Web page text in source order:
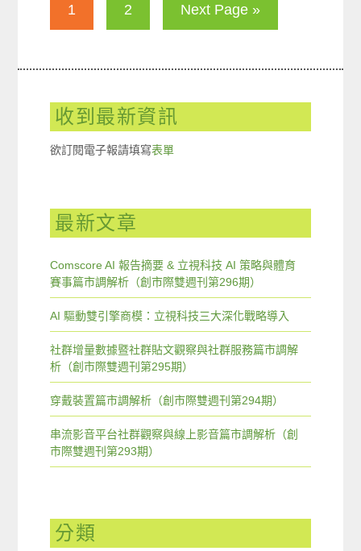
1 2 Next Page »
收到最新資訊
欲訂閱電子報請填寫表單
最新文章
Comscore AI 報告摘要 & 立視科技 AI 策略與體育
賽事篇市調解析（創市際雙週刊第296期）
AI 驅動雙引擎商模：立視科技三大深化戰略導入
社群增量數據暨社群貼文觀察與社群服務篇市調解
析（創市際雙週刊第295期）
穿戴裝置篇市調解析（創市際雙週刊第294期）
串流影音平台社群觀察與線上影音篇市調解析（創
市際雙週刊第293期）
分類